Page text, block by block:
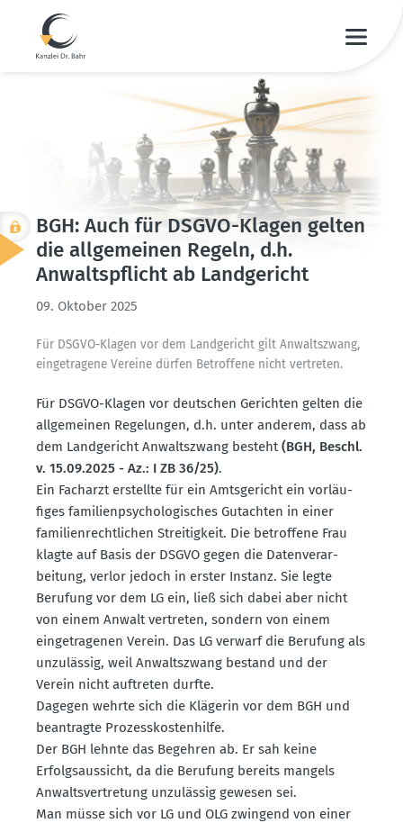
BGH: Auch für DSGVO-Klagen gelten
die allge­meinen Regeln, d.h.
Anwalts­pflicht ab Landge­richt
09. Oktober 2025
Für DSGVO-Klagen vor dem Landge­richt gilt Anwalts­zwang,
einge­tragene Vereine dürfen Betroffene nicht vertreten.
Für DSGVO-Klagen vor deutschen Gerichten gelten die
allge­meinen Regelungen, d.h. unter anderem, dass ab
dem Landge­richt Anwalts­zwang besteht(BGH, Beschl.
v. 15.09.2025 - Az.: I ZB 36/25).
Ein Facharzt erstellte für ein Amtsge­richt ein vorläu­
figes famili­en­psy­cho­lo­gi­sches Gutachten in einer
famili­en­recht­lichen Strei­tigkeit. Die betroffene Frau
klagte auf Basis der DSGVO gegen die Daten­ver­ar­
beitung, verlor jedoch in erster Instanz. Sie legte
Berufung vor dem LG ein, ließ sich dabei aber nicht
von einem Anwalt vertreten, sondern von einem
einge­tra­genen Verein. Das LG verwarf die Berufung als
unzulässig, weil Anwalts­zwang bestand und der
Verein nicht auftreten durfte.
Dagegen wehrte sich die Klägerin vor dem BGH und
beantragte Prozess­kos­ten­hilfe.
Der BGH lehnte das Begehren ab. Er sah keine
Erfolgs­aus­sicht, da die Berufung bereits mangels
Anwalts­ver­tretung unzulässig gewesen sei.
Man müsse sich vor LG und OLG zwingend von einer